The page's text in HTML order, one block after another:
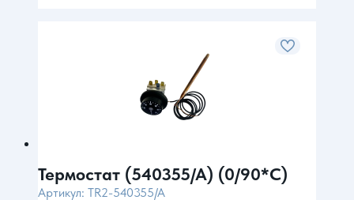
Термостат (540355/A) (0/90*C)
Артикул: ТR2-540355/A